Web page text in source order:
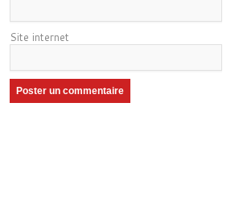
Site internet